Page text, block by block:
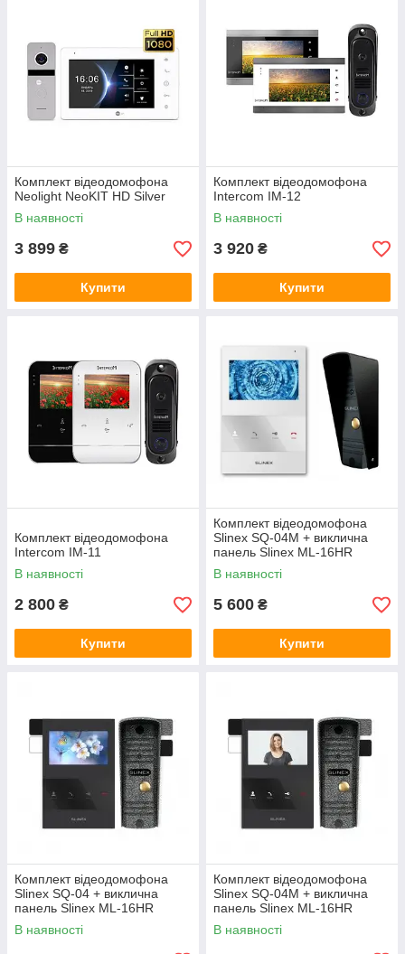
Комплект відеодомофона
Neolight NeoKIT HD Silver
В наявності
3 899 ₴
Купити
Комплект відеодомофона
Intercom IM-12
В наявності
3 920 ₴
Купити
Комплект відеодомофона
Intercom IM-11
В наявності
2 800 ₴
Купити
Комплект відеодомофона
Slinex SQ-04M + виклична
панель Slinex ML-16HR
В наявності
5 600 ₴
Купити
Комплект відеодомофона
Slinex SQ-04 + виклична
панель Slinex ML-16HR
В наявності
Комплект відеодомофона
Slinex SQ-04M + виклична
панель Slinex ML-16HR
В наявності